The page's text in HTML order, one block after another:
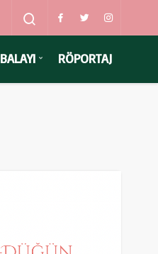
BALAYI RÖPORTAJ